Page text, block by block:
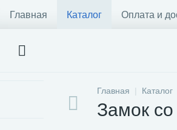
Главная Каталог Оплата и
Главная Каталог
Замок